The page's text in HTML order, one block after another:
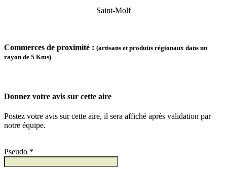
Saint-Molf
Commerces de proximité : (artisans et produits régionaux dans un
rayon de 5 Kms)
Donnez votre avis sur cette aire
Postez votre avis sur cette aire, il sera affiché après validation par
notre équipe.
Pseudo *